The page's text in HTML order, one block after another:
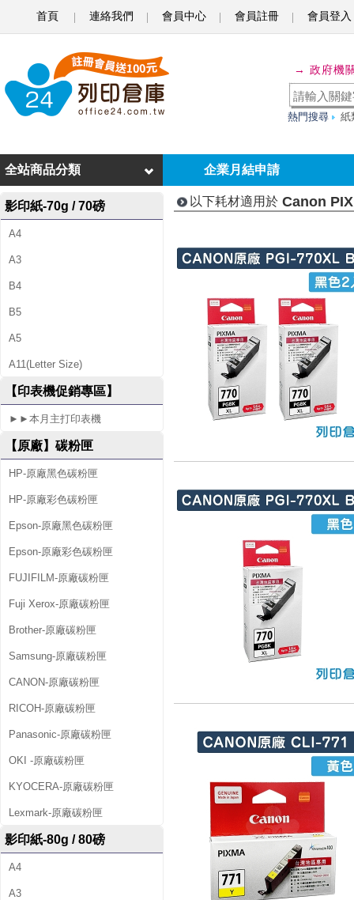
首頁 連絡我們 會員中心 會員註冊 會員登入
n
n
P
I
X
M
0
7
0
→ 政府機
熱門搜尋 紙
企業月結申請
全站商品分類
影印紙-70g / 70磅
A4
A3
B4
B5
A5
A11(Letter Size)
【印表機促銷專區】
►►本月主打印表機
【原廠】碳粉匣
HP-原廠黑色碳粉匣
HP-原廠彩色碳粉匣
Epson-原廠黑色碳粉匣
Epson-原廠彩色碳粉匣
FUJIFILM-原廠碳粉匣
Fuji Xerox-原廠碳粉匣
Brother-原廠碳粉匣
Samsung-原廠碳粉匣
CANON-原廠碳粉匣
RICOH-原廠碳粉匣
Panasonic-原廠碳粉匣
OKI -原廠碳粉匣
KYOCERA-原廠碳粉匣
Lexmark-原廠碳粉匣
影印紙-80g / 80磅
A4
A3
以下耗材適用於 Canon